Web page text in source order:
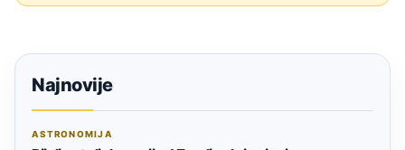
Najnovije
ASTRONOMIJA